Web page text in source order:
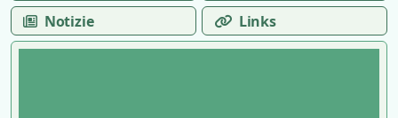
Notizie Links